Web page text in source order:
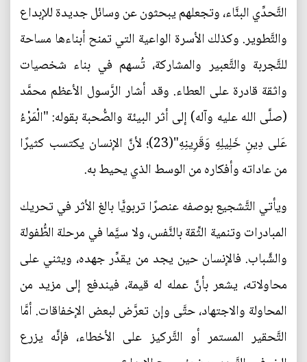
التَّحدِّي البنَّاء، وتجعلهم يبحثون عن وسائل جديدة للإبداع
والتَّطوير. وكذلك الأسرة الواعية التي تمنح أبناءها مساحة
للتَّجربة والتَّعبير والمشاركة، تُسهم في بناء شخصيات
واثقة قادرة على العطاء. وقد أشار الرَّسول الأعظم محمَّد
(صلَّى الله عليه وآله) إلى أثر البيئة والصُّحبة بقوله: "الْمَرْءُ
عَلى دِينِ خَلِيلِهِ وَقَرِينِهِ"(23)؛ لأنَّ الإنسان يكتسب كثيرًا
من عاداته وأفكاره من الوسط الذي يحيط به.
ويأتي التَّشجيع بوصفه عنصرًا تربويًّا بالغ الأثر في تحريك
المبادرات وتنمية الثِّقة بالنَّفس، ولا سيَّما في مرحلة الطُّفولة
والشَّباب. فالإنسان حين يجد من يقدِّر جهده، ويثني على
محاولاته، يشعر بأنَّ عمله له قيمة، فيندفع إلى مزيد من
المحاولة والاجتهاد، حتَّى وإن تعرَّض لبعض الإخفاقات. أمَّا
التَّحقير المستمر أو التَّركيز على الأخطاء، فإنَّه يزرع